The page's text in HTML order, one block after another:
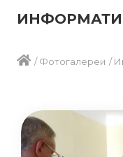
/Фотогалереи /